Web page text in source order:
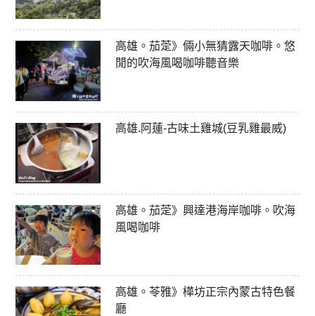
高雄。茄萣》倆小無猜露天咖啡。悠
閒的吹海風喝咖啡聽音樂
高雄.阿蓮-古味土雞城(豆乳雞最威)
高雄。茄萣》興達港海岸咖啡。吹海
風喝咖啡
高雄。苓雅》樺坊正宗內蒙古特色餐
廳